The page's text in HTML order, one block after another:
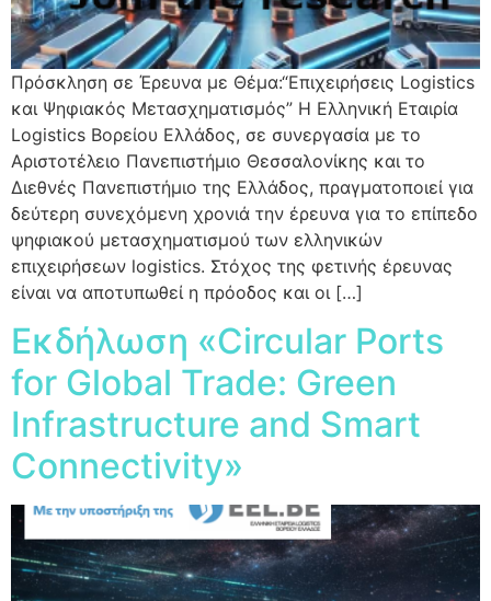
Πρόσκληση σε Έρευνα με Θέμα:“Επιχειρήσεις Logistics
και Ψηφιακός Μετασχηματισμός” Η Ελληνική Εταιρία
Logistics Βορείου Ελλάδος, σε συνεργασία με το
Αριστοτέλειο Πανεπιστήμιο Θεσσαλονίκης και το
Διεθνές Πανεπιστήμιο της Ελλάδος, πραγματοποιεί για
δεύτερη συνεχόμενη χρονιά την έρευνα για το επίπεδο
ψηφιακού μετασχηματισμού των ελληνικών
επιχειρήσεων logistics. Στόχος της φετινής έρευνας
είναι να αποτυπωθεί η πρόοδος και οι […]
Εκδήλωση «Circular Ports
for Global Trade: Green
Infrastructure and Smart
Connectivity»